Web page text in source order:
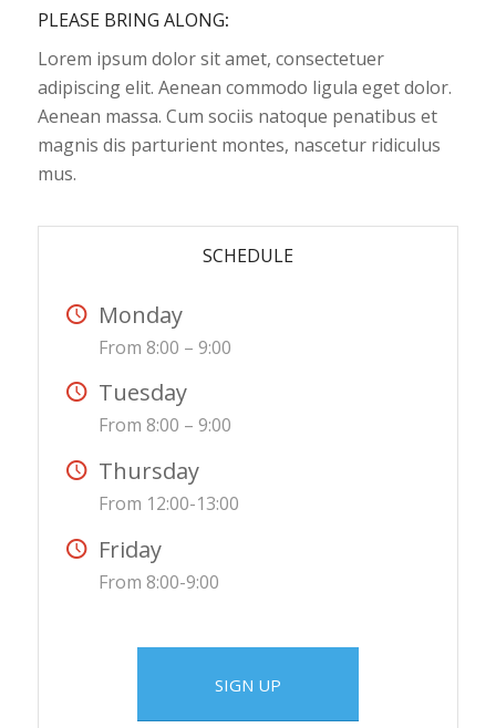
PLEASE BRING ALONG:
Lorem ipsum dolor sit amet, consectetuer
adipiscing elit. Aenean commodo ligula eget dolor.
Aenean massa. Cum sociis natoque penatibus et
magnis dis parturient montes, nascetur ridiculus
mus.
SCHEDULE
Monday
From 8:00 – 9:00
Tuesday
From 8:00 – 9:00
Thursday
From 12:00-13:00
Friday
From 8:00-9:00
SIGN UP